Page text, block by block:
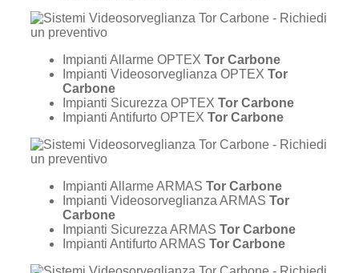
Impianti Allarme OPTEX Tor Carbone
Impianti Videosorveglianza OPTEX Tor
Carbone
Impianti Sicurezza OPTEX Tor Carbone
Impianti Antifurto OPTEX Tor Carbone
Impianti Allarme ARMAS Tor Carbone
Impianti Videosorveglianza ARMAS Tor
Carbone
Impianti Sicurezza ARMAS Tor Carbone
Impianti Antifurto ARMAS Tor Carbone